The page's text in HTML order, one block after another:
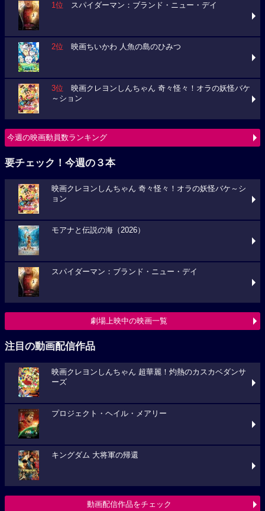
1位 スパイダーマン：ブランド・ニュー・デイ
2位 映画ちいかわ 人魚の島のひみつ
3位 映画クレヨンしんちゃん 奇々怪々！オラの妖怪バケ
～ション
今週の映画動員数ランキング
要チェック！今週の３本
映画クレヨンしんちゃん 奇々怪々！オラの妖怪バケ～シ
ョン
モアナと伝説の海（2026）
スパイダーマン：ブランド・ニュー・デイ
劇場上映中の映画一覧
注目の動画配信作品
映画クレヨンしんちゃん 超華麗！灼熱のカスカベダンサ
ーズ
プロジェクト・ヘイル・メアリー
キングダム 大将軍の帰還
動画配信作品をチェック